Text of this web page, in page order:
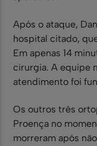
Após o ataque,
hospital citado,
Em apenas 14
cirurgia. A equipe
atendimento foi
Os outros três
Proença no
morreram após